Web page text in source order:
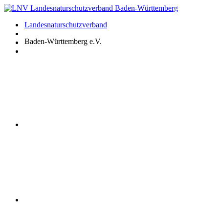
Zum
springenLandesnaturschutzverband
Baden-Württemberg e.V.